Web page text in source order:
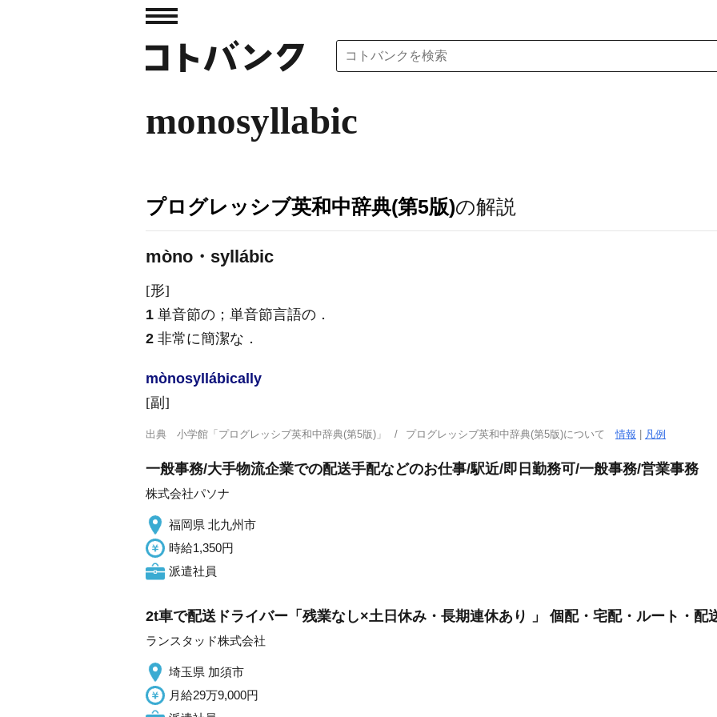
monosyllabic
プログレッシブ英和中辞典(第5版)の解説
mòno・syllábic
[形]
1 単音節の；単音節言語の ．
2 非常に簡潔な ．
mònosyllábically
[副]
出典 小学館「プログレッシブ英和中辞典(第5版)」 プログレッシブ英和中辞典(第5版)について情報 凡例
一般事務/大手物流企業での配送手配などのお仕事/駅近/即日勤務可/一般事務/営業事務
株式会社パソナ
福岡県 北九州市
時給1,350円
派遣社員
2t車で配送ドライバー「残業なし×土日休み・長期連休あり 」 個配・宅配・ルート・配
ランスタッド株式会社
埼玉県 加須市
月給29万9,000円